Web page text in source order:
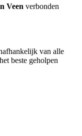
Veen verbonden
van alle
beste geholpen